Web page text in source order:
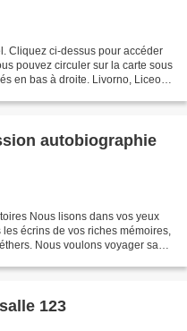
pouvez circuler sur la carte sous
en bas à droite. Livorno, Liceo
autobiographie
Nous lisons dans vos yeux
écrins de vos riches mémoires,
Nous voulons voyager sans
123